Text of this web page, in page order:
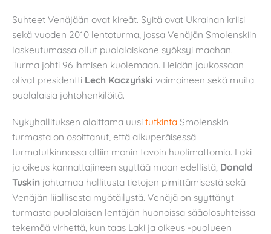
Suhteet Venäjään ovat kireät. Syitä ovat Ukrainan kriisi
sekä vuoden 2010 lentoturma, jossa Venäjän Smolenskiin
laskeutumassa ollut puolalaiskone syöksyi maahan.
Turma johti 96 ihmisen kuolemaan. Heidän joukossaan
olivat presidentti Lech Kaczyński vaimoineen sekä muita
puolalaisia johtohenkilöitä.
Nykyhallituksen aloittama uusi tutkinta Smolenskin
turmasta on osoittanut, että alkuperäisessä
turmatutkinnassa oltiin monin tavoin huolimattomia. Laki
ja oikeus kannattajineen syyttää maan edellistä, Donald
Tuskin johtamaa hallitusta tietojen pimittämisestä sekä
Venäjän liiallisesta myötäilystä. Venäjä on syyttänyt
turmasta puolalaisen lentäjän huonoissa sääolosuhteissa
tekemää virhettä, kun taas Laki ja oikeus -puolueen